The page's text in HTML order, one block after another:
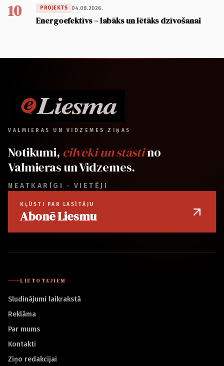
10 PROJEKTS 04.08.2026.
Energoefektīvs – labāks un lētāks dzīvošanai
VALMIERAS UN VIDZEMES ZIŅAS
Notikumi, cilvēki un stāstino
Valmieras un Vidzemes.
NEATKARĪGI · VIETĒJI
KĻŪSTI PAR LASĪTĀJU
Abonē Liesmu
LIETOTĀJIEM
Sludinājumi laikrakstā
Reklāma
Par mums
Kontakti
Ziņo redakcijai